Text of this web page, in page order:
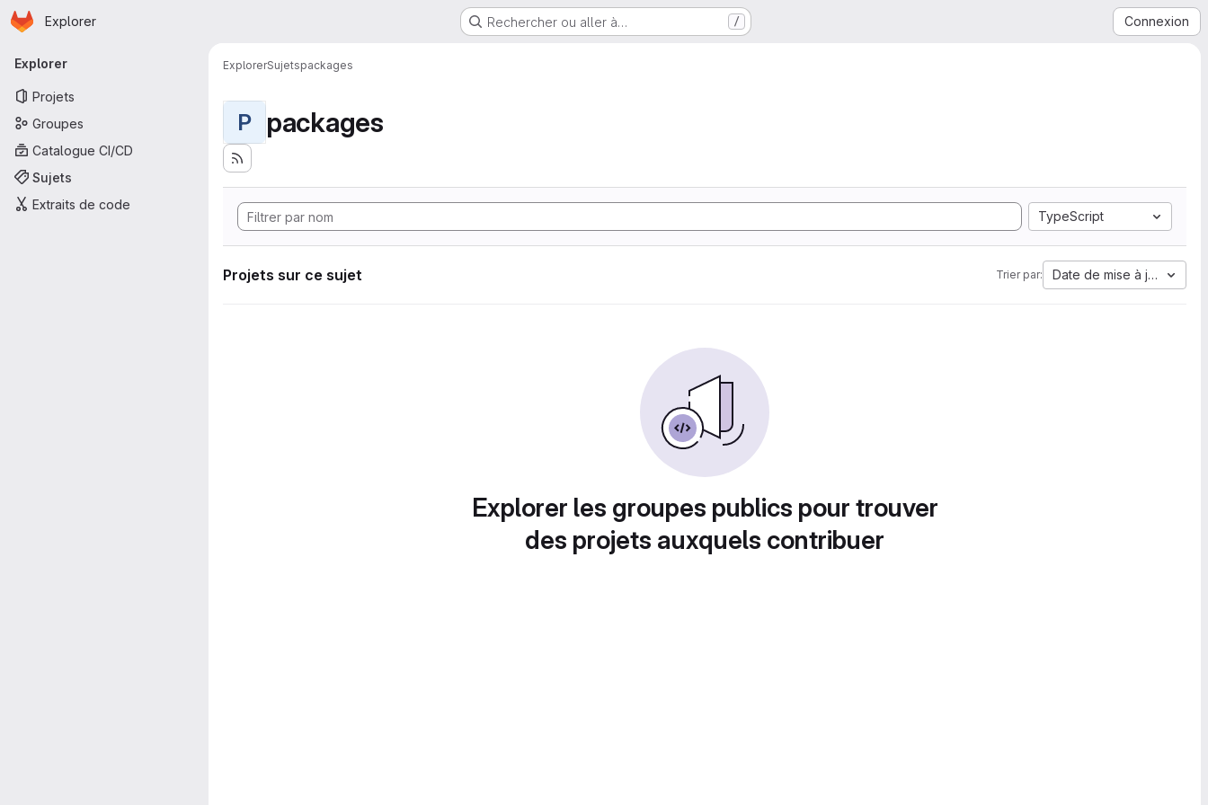
Passer au contenu principal
Page d'accueil
Explorer Rechercher ou aller à… / Connexion
Navigation principale
Explorer
Projets
Groupes
Catalogue CI/CD
Sujets
Extraits de code
ExplorerSujetspackages
P packages
TypeScript
Projets sur ce sujet Trier par: Date de mise à jour
Explorer les groupes publics pour trouver
des projets auxquels contribuer